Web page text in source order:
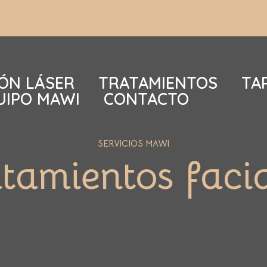
LÁSER TRATAMIENTOS
MAWI CONTACTO
SERVICIOS MAWI